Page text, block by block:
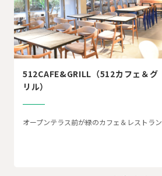
512CAFE&GRILL（512カフェ＆グ
リル）
オープンテラス前が緑のカフェ＆レストラン